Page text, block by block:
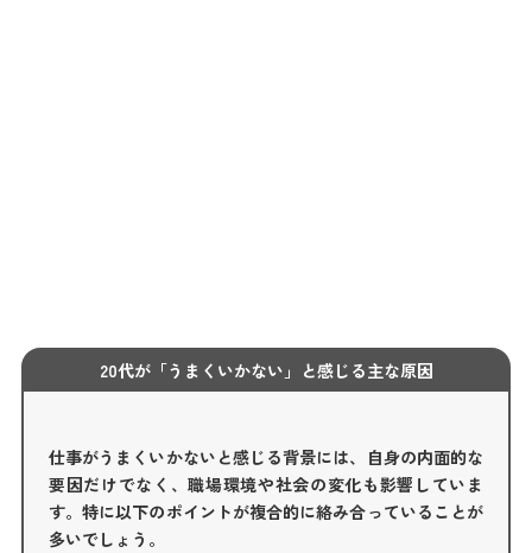
20代が「うまくいかない」と感じる主な原因
仕事がうまくいかないと感じる背景には、自身の内面的な
要因だけでなく、職場環境や社会の変化も影響していま
す。特に以下のポイントが複合的に絡み合っていることが
多いでしょう。